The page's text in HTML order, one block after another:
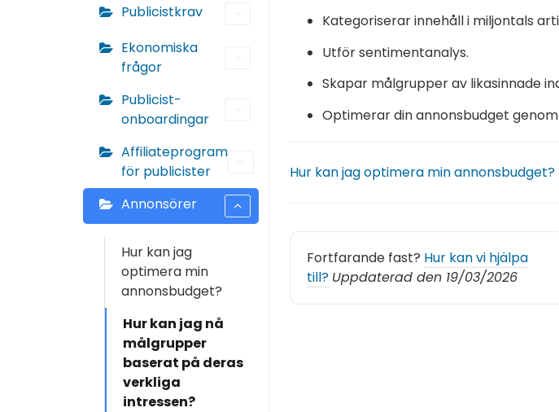
Publicistkrav
Ekonomiska
frågor
Publicist-
onboardingar
Affiliateprogram
för publicister
Annonsörer
Hur kan jag
optimera min
annonsbudget?
Hur kan jag nå
målgrupper
baserat på deras
verkliga
intressen?
Kategoriserar innehåll i miljontals
Utför sentimentanalys.
Skapar målgrupper av likasinnade
Optimerar din annonsbudget
Hur kan jag optimera min annonsbudget?
Fortfarande fast? Hur kan vi hjälpa
till? Uppdaterad den 19/03/2026